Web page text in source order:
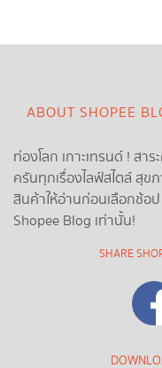
ABOUT SHOPEE
ท่องโลก เกาะเทรนด์ ! ส
ครันทุกเรื่องไลฟ์สไตล์ สุ
สินค้าให้อ่านก่อนเลือกช้อ
Shopee Blog เท่านั้น!
SHARE